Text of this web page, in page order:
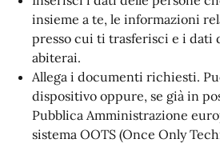
insieme a te, le informazioni
presso cui ti trasferisci e i dati
abiterai.
Allega i documenti richiesti.
dispositivo oppure, se già in
Pubblica Amministrazione
sistema OOTS (Once Only